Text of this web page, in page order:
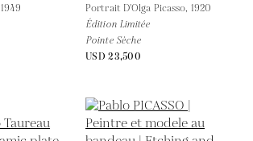
1949
Portrait D'Olga Picasso, 1920
Édition Limitée
Pointe Sèche
USD 23,500